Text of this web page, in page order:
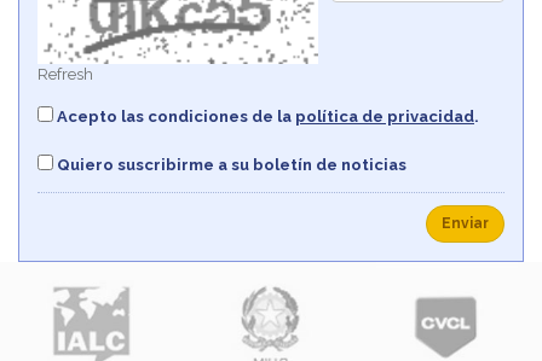
Refresh
Acepto las condiciones de la política de privacidad.
Quiero suscribirme a su boletín de noticias
Enviar